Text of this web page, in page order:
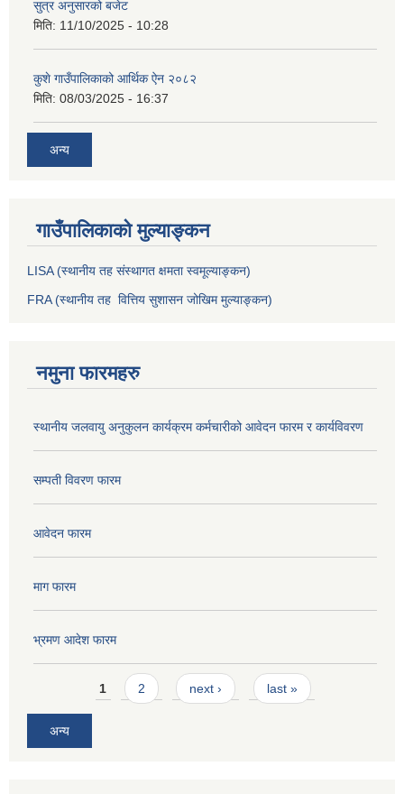
सुत्र अनुसारको बजेट
मिति: 11/10/2025 - 10:28
कुशे गाउँपालिकाको आर्थिक ऐन २०८२
मिति: 08/03/2025 - 16:37
अन्य
गाउँपालिकाको मुल्याङ्कन
LISA (स्थानीय तह संस्थागत क्षमता स्वमूल्याङ्कन)
FRA (स्थानीय तह वित्तिय सुशासन जोखिम मुल्याङ्कन)
नमुना फारमहरु
स्थानीय जलवायु अनुकुलन कार्यक्रम कर्मचारीको आवेदन फारम र कार्यविवरण
सम्पती विवरण फारम
आवेदन फारम
माग फारम
भ्रमण आदेश फारम
Pages1 2 next › last »
अन्य